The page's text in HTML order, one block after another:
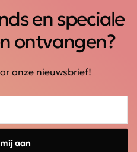
en speciale
ontvangen?
onze nieuwsbrief!
aan